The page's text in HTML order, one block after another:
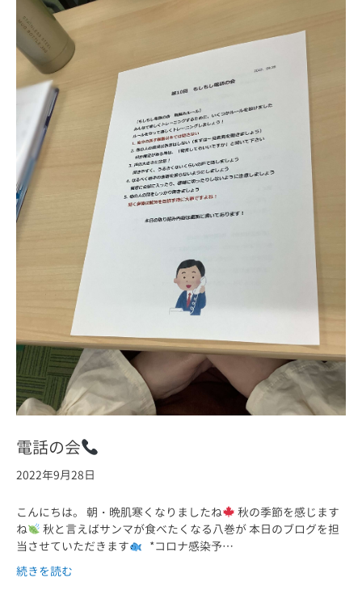
電話の会
2022年9月28日
こんにちは。 朝・晩肌寒くなりましたね
秋の季節を感じます
ね
秋と言えばサンマが食べたくなる八巻が 本日のブログを担
当させていただきます
*コロナ感染予…
続きを読む